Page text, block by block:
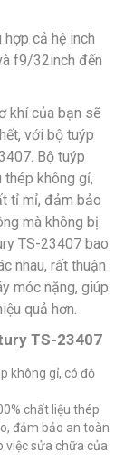
cả hệ inch
f9/32inch đến
khí của bạn sẽ
với bộ tuýp
Bộ tuýp
không gỉ,
tỉ mỉ, đảm bảo
mà không bị
TS-23407 bao
nhau, rất thuận
móc nặng, giúp
quả hơn.
TS-23407
không gỉ, có độ
chất liệu thép
đảm bảo an toàn
việc sửa chữa của